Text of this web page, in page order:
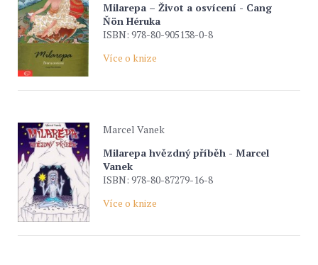
Milarepa – Život a osvícení - Cang
Ňön Héruka
ISBN: 978-80-905138-0-8
Více o knize
Marcel Vanek
Milarepa hvězdný příběh - Marcel
Vanek
ISBN: 978-80-87279-16-8
Více o knize